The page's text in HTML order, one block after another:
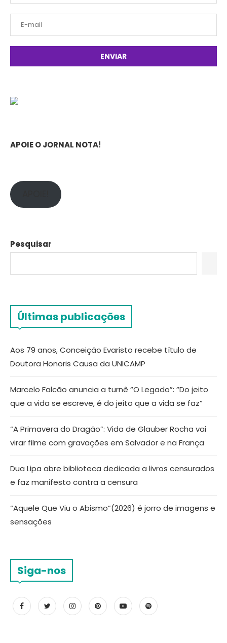
APOIE O JORNAL NOTA!
Pesquisar
Últimas publicações
Aos 79 anos, Conceição Evaristo recebe título de
Doutora Honoris Causa da UNICAMP
Marcelo Falcão anuncia a turnê “O Legado”: “Do jeito
que a vida se escreve, é do jeito que a vida se faz”
“A Primavera do Dragão”: Vida de Glauber Rocha vai
virar filme com gravações em Salvador e na França
Dua Lipa abre biblioteca dedicada a livros censurados
e faz manifesto contra a censura
“Aquele Que Viu o Abismo”(2026) é jorro de imagens e
sensações
Siga-nos